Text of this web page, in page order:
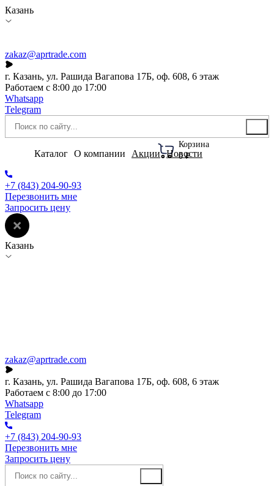
Казань
zakaz@aprtrade.com
г. Казань, ул. Рашида Вагапова 17Б, оф. 608, 6 этаж
Работаем с 8:00 до 17:00
Whatsapp
Telegram
Корзина
0 ₽
Каталог О компании Акции Новости
+7 (843) 204-90-93
Перезвонить мне
Запросить цену
Казань
zakaz@aprtrade.com
г. Казань, ул. Рашида Вагапова 17Б, оф. 608, 6 этаж
Работаем с 8:00 до 17:00
Whatsapp
Telegram
+7 (843) 204-90-93
Перезвонить мне
Запросить цену